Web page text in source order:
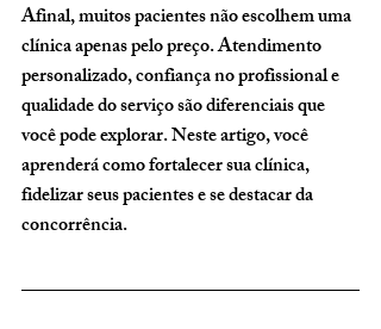
Afinal, muitos pacientes não escolhem uma
clínica apenas pelo preço. Atendimento
personalizado, confiança no profissional e
qualidade do serviço são diferenciais que
você pode explorar. Neste artigo, você
aprenderá como fortalecer sua clínica,
fidelizar seus pacientes e se destacar da
concorrência.